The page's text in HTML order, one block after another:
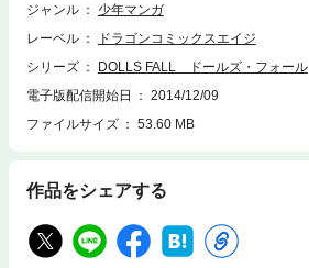
ジャンル
少年マンガ
レーベル
ドラゴンコミックスエイジ
シリーズ
DOLLS FALL ドールズ・フォール
電子版配信開始日
2014/12/09
ファイルサイズ
53.60 MB
作品をシェアする